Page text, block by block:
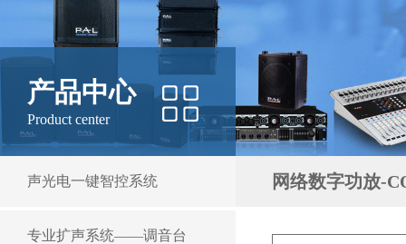
产品中心
Product center
声光电一键智控系统
专业扩声系统——调音台
网络数字功放-